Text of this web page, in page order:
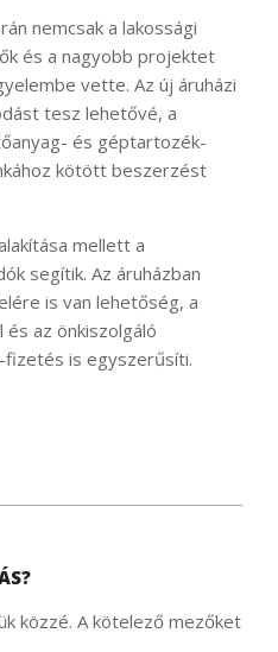
nemcsak a lakossági
és a nagyobb projektet
vette. Az új áruházi
tesz lehetővé, a
és géptartozék-
kötött beszerzést
mellett a
segítik. Az áruházban
is van lehetőség, a
az önkiszolgáló
is egyszerűsíti.
közzé. A kötelező mezőket